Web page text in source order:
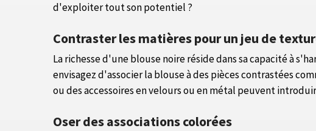
d'exploiter tout son potentiel ?
Contraster les matières pour un jeu de
La richesse d'une blouse noire réside dans sa capacité à
envisagez d'associer la blouse à des pièces contrastées
ou des accessoires en velours ou en métal peuvent
Oser des associations colorées